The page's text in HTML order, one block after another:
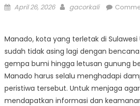
Posted
April 26, 2026 Author
gacorkali
Manado, kota yang terletak di Sulawesi
sudah tidak asing lagi dengan
gempa bumi hingga letusan gunung
Manado harus selalu menghadapi
peristiwa tersebut. Untuk menjaga
mendapatkan informasi dan